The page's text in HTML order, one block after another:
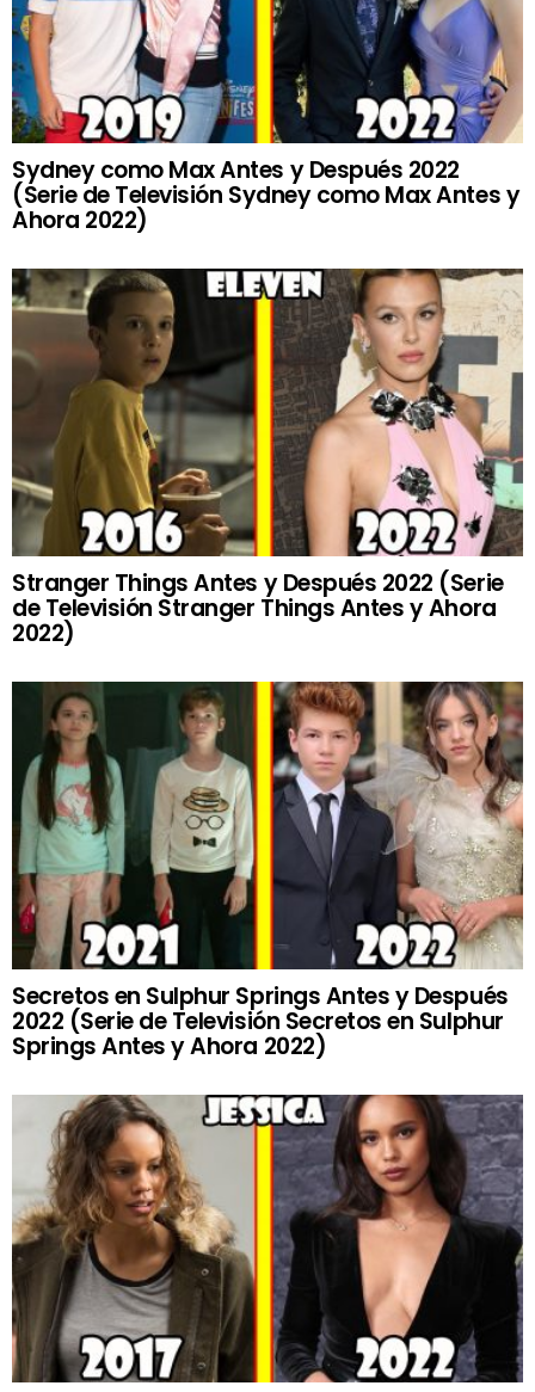
Sydney como Max Antes y Después 2022
(Serie de Televisión Sydney como Max Antes y
Ahora 2022)
Stranger Things Antes y Después 2022 (Serie
de Televisión Stranger Things Antes y Ahora
2022)
Secretos en Sulphur Springs Antes y Después
2022 (Serie de Televisión Secretos en Sulphur
Springs Antes y Ahora 2022)